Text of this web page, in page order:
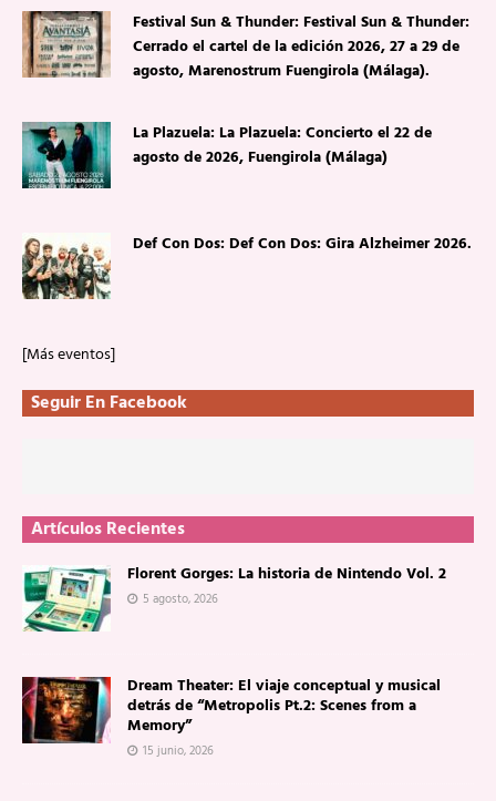
Festival Sun & Thunder: Festival Sun & Thunder:
Cerrado el cartel de la edición 2026, 27 a 29 de
agosto, Marenostrum Fuengirola (Málaga).
La Plazuela: La Plazuela: Concierto el 22 de
agosto de 2026, Fuengirola (Málaga)
Def Con Dos: Def Con Dos: Gira Alzheimer 2026.
[Más eventos]
Seguir En Facebook
Artículos Recientes
Florent Gorges: La historia de Nintendo Vol. 2
5 agosto, 2026
Dream Theater: El viaje conceptual y musical
detrás de “Metropolis Pt.2: Scenes from a
Memory”
15 junio, 2026